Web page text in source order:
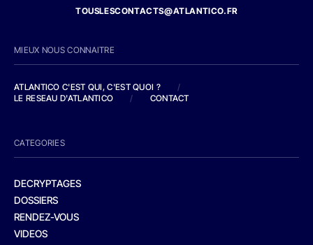
TOUSLESCONTACTS@ATLANTICO.FR
MIEUX NOUS CONNAITRE
ATLANTICO C'EST QUI, C'EST QUOI ?
/
LE RESEAU D'ATLANTICO
/ CONTACT
CATEGORIES
DECRYPTAGES
DOSSIERS
RENDEZ-VOUS
VIDEOS